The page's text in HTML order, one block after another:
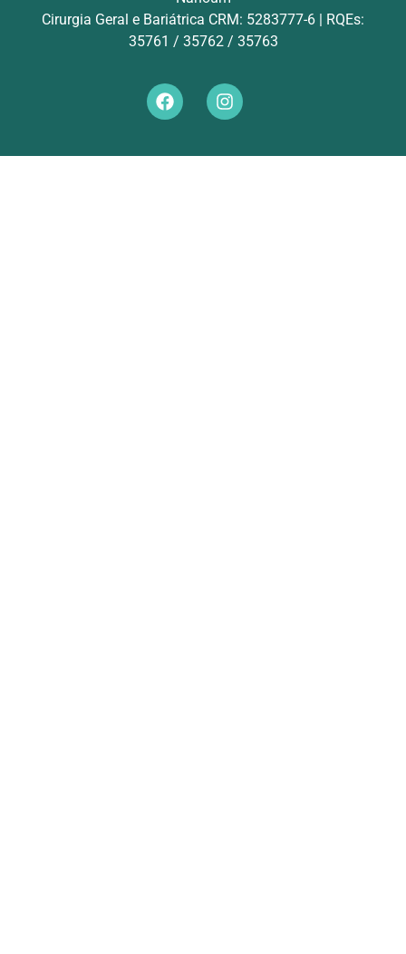
Cirurgia Geral e Bariátrica CRM: 5283777-6 | RQEs:
35761 / 35762 / 35763